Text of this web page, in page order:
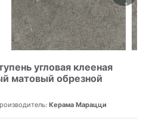
угловая клееная
матовый обрезной
Керама Марацци